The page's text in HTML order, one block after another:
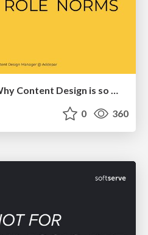
0 360